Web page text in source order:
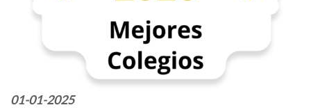
01-01-2025